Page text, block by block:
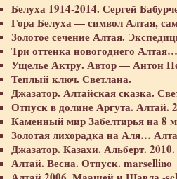
Белуха 1914-2014. Сергей
Гора Белуха — символ Алтая,
Золотое сечение Алтая.
Три оттенка новогоднего
Ущелье Актру. Автор — Антон
Теплый ключ. Светлана.
Джазатор. Алтайская сказка.
Отпуск в долине Аргута. Алтай.
Каменный мир Забелтирья на 8
Золотая лихорадка на Аля…
Джазатор. Казахи. Альберт.
Алтай. Весна. Отпуск. marsellino